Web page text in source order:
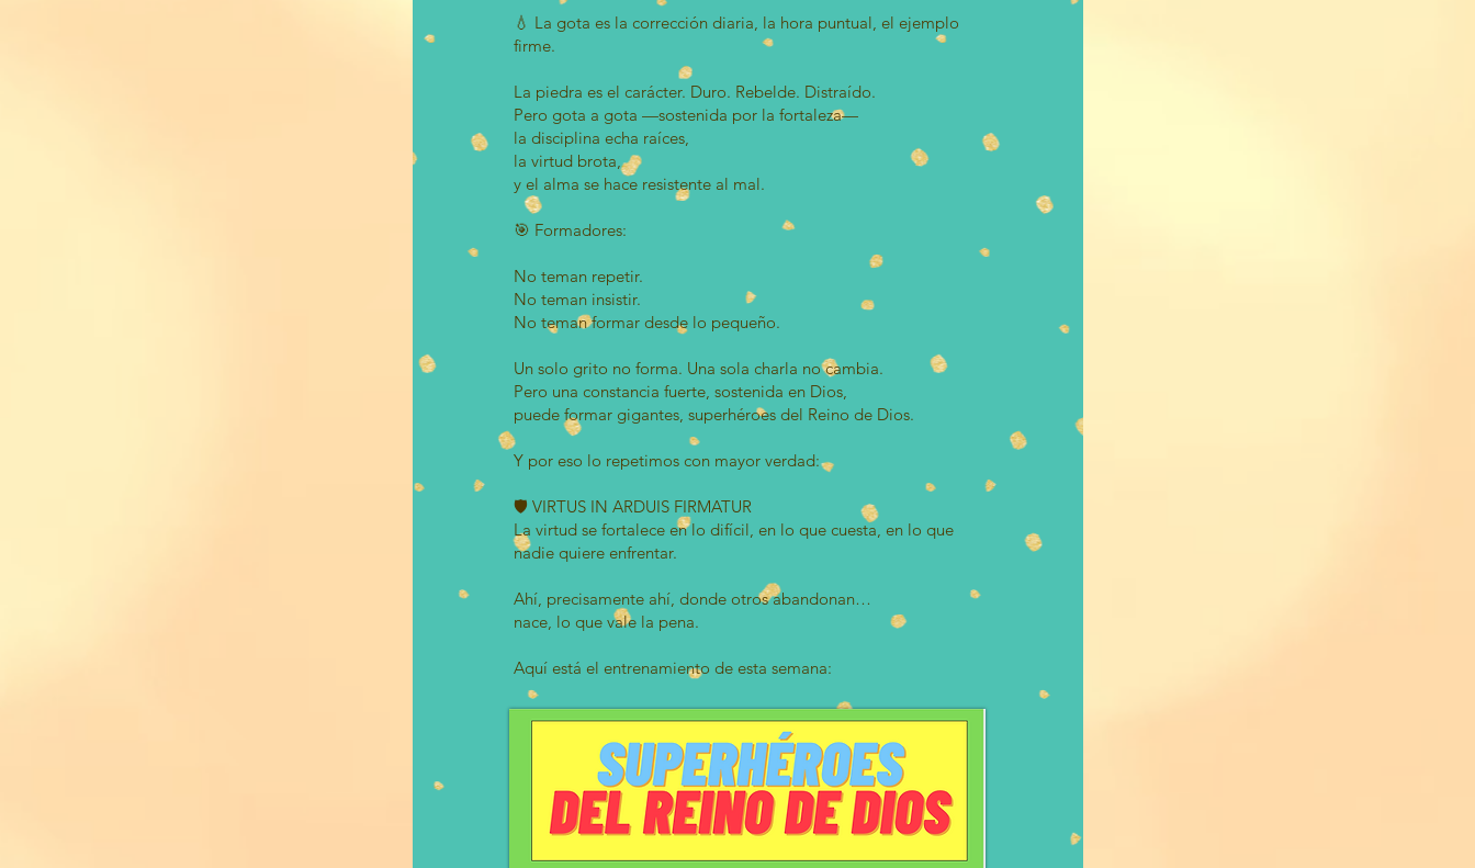
💧 La gota es la corrección diaria, la hora puntual, el ejemplo
firme.
La piedra es el carácter. Duro. Rebelde. Distraído.
Pero gota a gota —sostenida por la fortaleza—
la disciplina echa raíces,
la virtud brota,
y el alma se hace resistente al mal.
🎯 Formadores:
No teman repetir.
No teman insistir.
No teman formar desde lo pequeño.
Un solo grito no forma. Una sola charla no cambia.
Pero una constancia fuerte, sostenida en Dios,
puede formar gigantes, superhéroes del Reino de Dios.
Y por eso lo repetimos con mayor verdad:
🛡️ VIRTUS IN ARDUIS FIRMATUR
La virtud se fortalece en lo difícil, en lo que cuesta, en lo que
nadie quiere enfrentar.
Ahí, precisamente ahí, donde otros abandonan…
nace, lo que vale la pena.
Aquí está el entrenamiento de esta semana: